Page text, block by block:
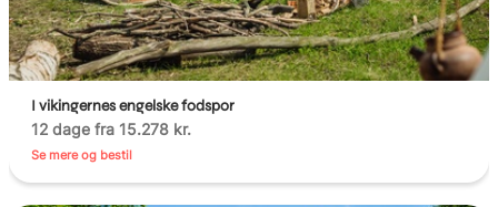
I vikingernes engelske fodspor
12 dage fra 15.278 kr.
Se mere og bestil